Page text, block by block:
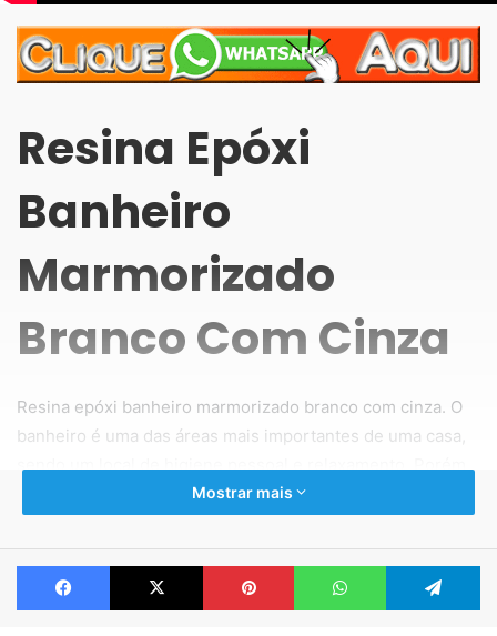
Resina Epóxi
Banheiro
Marmorizado
Branco Com Cinza
Resina epóxi banheiro marmorizado branco com cinza. O
banheiro é uma das áreas mais importantes de uma casa,
muitas vezes, é também um espaço propenso a problemas
como infiltrações, mofo e desgaste. A resina epóxi surge
como uma solução inovadora para revestir os pisos e até
mesmo as paredes do banheiro, proporcionando uma série
de benefícios. Neste artigo, exploraremos detalhadamente
Mostrar mais
Facebook X Pinterest WhatsApp